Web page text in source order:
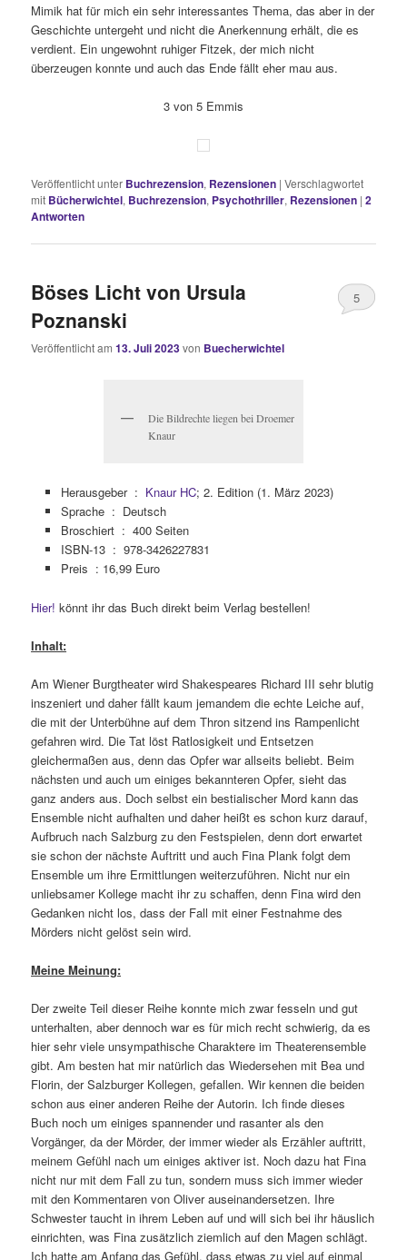
Mimik hat für mich ein sehr interessantes Thema, das aber in der
Geschichte untergeht und nicht die Anerkennung erhält, die es
verdient. Ein ungewohnt ruhiger Fitzek, der mich nicht
überzeugen konnte und auch das Ende fällt eher mau aus.
3 von 5 Emmis
Veröffentlicht unter Buchrezension, Rezensionen |Verschlagwortet
mit Bücherwichtel, Buchrezension, Psychothriller, Rezensionen |2
Antworten
Böses Licht von Ursula
Poznanski
Veröffentlicht am13. Juli 2023von Buecherwichtel
5
Die Bildrechte liegen bei Droemer
Knaur
Herausgeber ‏ : ‎ Knaur HC; 2. Edition (1. März 2023)
Sprache ‏ : ‎ Deutsch
Broschiert ‏ : ‎ 400 Seiten
ISBN-13 ‏ : ‎ 978-3426227831
Preis : 16,99 Euro
Hier! könnt ihr das Buch direkt beim Verlag bestellen!
Inhalt:
Am Wiener Burgtheater wird Shakespeares Richard III sehr blutig
inszeniert und daher fällt kaum jemandem die echte Leiche auf,
die mit der Unterbühne auf dem Thron sitzend ins Rampenlicht
gefahren wird. Die Tat löst Ratlosigkeit und Entsetzen
gleichermaßen aus, denn das Opfer war allseits beliebt. Beim
nächsten und auch um einiges bekannteren Opfer, sieht das
ganz anders aus. Doch selbst ein bestialischer Mord kann das
Ensemble nicht aufhalten und daher heißt es schon kurz darauf,
Aufbruch nach Salzburg zu den Festspielen, denn dort erwartet
sie schon der nächste Auftritt und auch Fina Plank folgt dem
Ensemble um ihre Ermittlungen weiterzuführen. Nicht nur ein
unliebsamer Kollege macht ihr zu schaffen, denn Fina wird den
Gedanken nicht los, dass der Fall mit einer Festnahme des
Mörders nicht gelöst sein wird.
Meine Meinung:
Der zweite Teil dieser Reihe konnte mich zwar fesseln und gut
unterhalten, aber dennoch war es für mich recht schwierig, da es
hier sehr viele unsympathische Charaktere im Theaterensemble
gibt. Am besten hat mir natürlich das Wiedersehen mit Bea und
Florin, der Salzburger Kollegen, gefallen. Wir kennen die beiden
schon aus einer anderen Reihe der Autorin. Ich finde dieses
Buch noch um einiges spannender und rasanter als den
Vorgänger, da der Mörder, der immer wieder als Erzähler auftritt,
meinem Gefühl nach um einiges aktiver ist. Noch dazu hat Fina
nicht nur mit dem Fall zu tun, sondern muss sich immer wieder
mit den Kommentaren von Oliver auseinandersetzen. Ihre
Schwester taucht in ihrem Leben auf und will sich bei ihr häuslich
einrichten, was Fina zusätzlich ziemlich auf den Magen schlägt.
Ich hatte am Anfang das Gefühl, dass etwas zu viel auf einmal